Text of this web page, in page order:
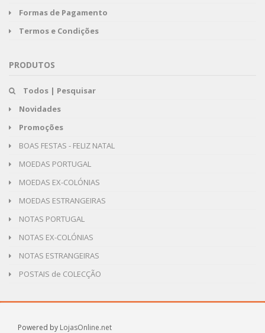
Formas de Pagamento
Termos e Condições
PRODUTOS
Todos | Pesquisar
Novidades
Promoções
BOAS FESTAS - FELIZ NATAL
MOEDAS PORTUGAL
MOEDAS EX-COLÓNIAS
MOEDAS ESTRANGEIRAS
NOTAS PORTUGAL
NOTAS EX-COLÓNIAS
NOTAS ESTRANGEIRAS
POSTAIS de COLECÇÃO
Powered by LojasOnline.net